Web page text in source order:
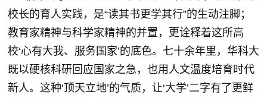
校长的育人实践，是“读其书更学其行”的生动注脚；
教育家精神与科学家精神的并置，更诠释着这所高
校‘心有大我、服务国家’的底色。七十余年里，华科大
既以硬核科研回应国家之急，也用人文温度培育时代
新人。这种‘顶天立地’的气质，让‘大学’二字有了更鲜